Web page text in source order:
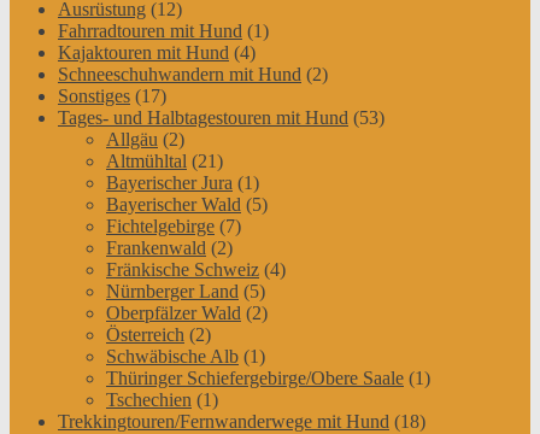
Ausrüstung (12)
Fahrradtouren mit Hund (1)
Kajaktouren mit Hund (4)
Schneeschuhwandern mit Hund (2)
Sonstiges (17)
Tages- und Halbtagestouren mit Hund (53)
Allgäu (2)
Altmühltal (21)
Bayerischer Jura (1)
Bayerischer Wald (5)
Fichtelgebirge (7)
Frankenwald (2)
Fränkische Schweiz (4)
Nürnberger Land (5)
Oberpfälzer Wald (2)
Österreich (2)
Schwäbische Alb (1)
Thüringer Schiefergebirge/Obere Saale (1)
Tschechien (1)
Trekkingtouren/Fernwanderwege mit Hund (18)